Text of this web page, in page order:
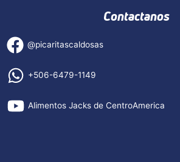
Contactanos
@picaritascaldosas
+506-6479-1149
Alimentos Jacks de CentroAmerica